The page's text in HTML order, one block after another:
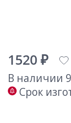
1520 ₽
В наличии
Срок